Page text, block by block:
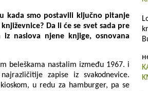
kada smo postavili ključno pitanje
Da li će se svet sada pre
naslova njene knjige, osnovana
beleškama nastalim između 1967. i
zapise iz svakodnevice.
u redu za hamburger, pa se